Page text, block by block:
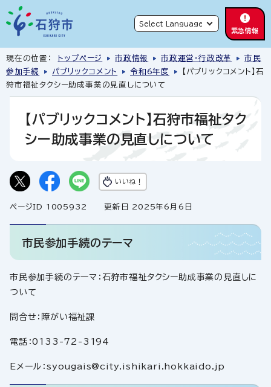
緊急情報
現在の位置： トップページ 市政情報 市政運営・行政改革
市民
参加手続
パブリックコメント 令和6年度
【パブリックコメント】石
狩市福祉タクシー助成事業の見直しについて
【パブリックコメント】石狩市福祉タク
シー助成事業の見直しについて
いいね！
ページID 1005932 更新日 2025年6月6日
市民参加手続のテーマ
市民参加手続のテーマ：石狩市福祉タクシー助成事業の見直しに
ついて
問合せ：障がい福祉課
電話：0133-72-3194
Eメール：syougais@city.ishikari.hokkaido.jp